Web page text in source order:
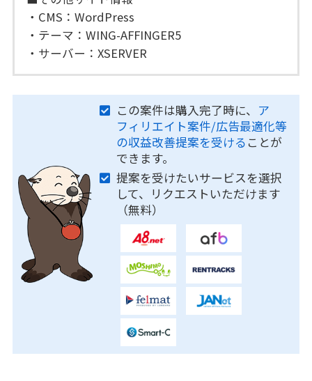
・CMS：WordPress
・テーマ：WING-AFFINGER5
・サーバー：XSERVER
この案件は購入完了時に、 ア
フィリエイト案件/広告最適化等
の収益改善提案を受ける ことが
できます。
提案を受けたいサービスを選択
して、リクエストいただけます
（無料）